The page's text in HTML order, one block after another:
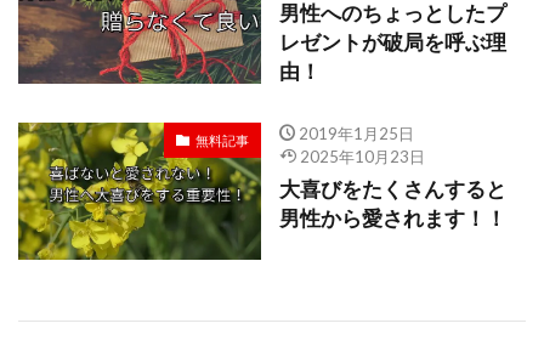
男性へのちょっとしたプ
レゼントが破局を呼ぶ理
由！
無料記事
2019年1月25日
2025年10月23日
大喜びをたくさんすると
男性から愛されます！！